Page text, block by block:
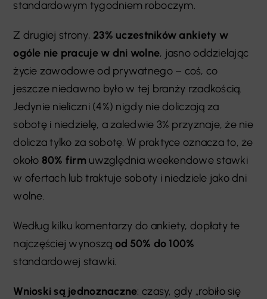
standardowym tygodniem roboczym.
Z drugiej strony, 23% uczestników ankiety w
ogóle nie pracuje w dni wolne, jasno oddzielając
życie zawodowe od prywatnego – coś, co
jeszcze niedawno było w tej branży rzadkością.
Jedynie nieliczni (4%) nigdy nie doliczają za
sobotę i niedzielę, a zaledwie 3% przyznaje, że nie
dolicza tylko za sobotę. W praktyce oznacza to, że
około 80% firm uwzględnia weekendowe stawki
w ofertach lub traktuje soboty i niedziele jako dni
wolne.
Według kilku komentarzy do ankiety, dopłaty te
najczęściej wynoszą od 50% do 100%
standardowej stawki.
Wnioski są jednoznaczne: czasy, gdy „robiło się